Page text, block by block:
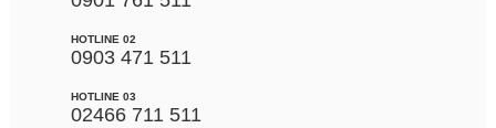
HOTLINE 02
0903 471 511
HOTLINE 03
02466 711 511